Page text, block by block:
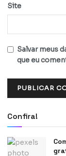
Site
Salvar meus
que eu
Confira!